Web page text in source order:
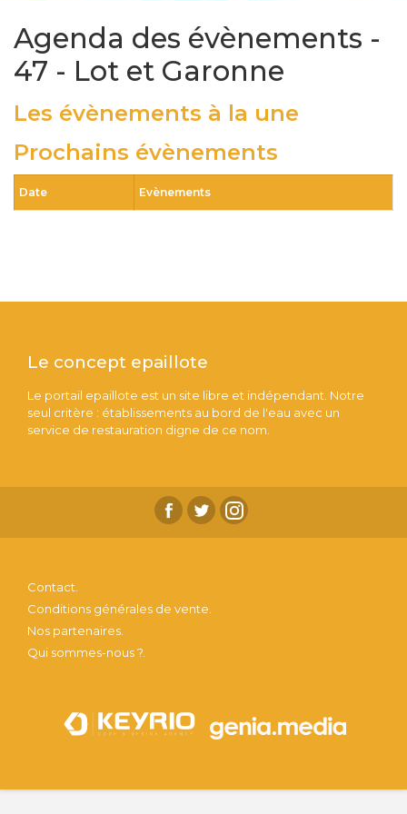
Agenda des évènements -
47 - Lot et Garonne
Les évènements à la une
Prochains évènements
Date Evènements
Le concept epaillote
Le portail epaillote est un site libre et indépendant. Notre
seul critère : établissements au bord de l'eau avec un
service de restauration digne de ce nom.
Contact.
Conditions générales de vente.
Nos partenaires.
Qui sommes-nous ?.